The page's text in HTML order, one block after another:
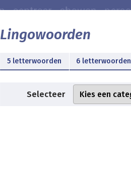
Lingowoorden
5 letterwoorden 6 letterwoorden
Selecteer